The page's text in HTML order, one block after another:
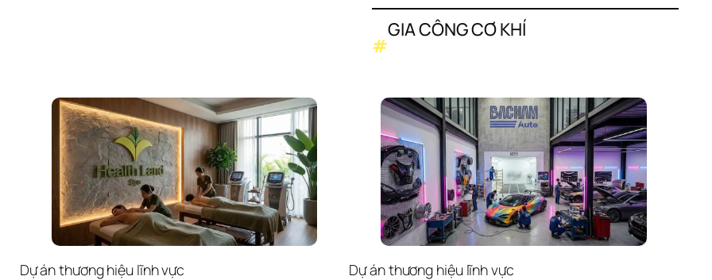
#
GIA CÔNG CƠ KHÍ
Dự án thương hiệu lĩnh vực Dự án thương hiệu lĩnh vực